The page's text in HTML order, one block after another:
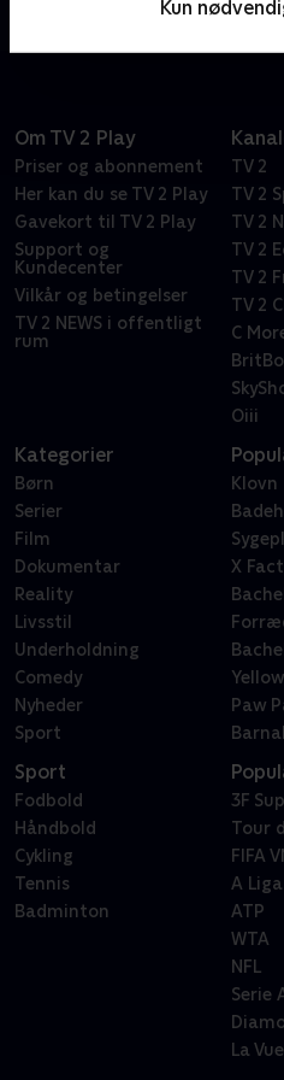
Kun
ranch og formue.
Om TV 2 Play
Priser og abonnement
Her kan du se TV 2 Play
Gavekort til TV 2 Play
Support og
Kundecenter
Vilkår og betingelser
TV 2 NEWS i offentligt
rum
TV 2
TV 2
TV 2
TV 2
TV 2
TV 2
C
Oiii
Kategorier
Børn
Serier
Film
Dokumentar
Reality
Livsstil
Underholdning
Comedy
Nyheder
Sport
Klovn
X
Paw
Sport
Fodbold
Håndbold
Cykling
Tennis
Badminton
3F
Tour
FIFA
A Liga
ATP
WTA
NFL
Serie
La